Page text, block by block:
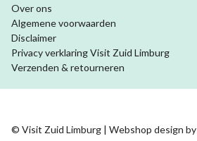
Over ons
Algemene voorwaarden
Disclaimer
Privacy verklaring Visit Zuid Limburg
Verzenden & retourneren
© Visit Zuid Limburg | Webshop design by